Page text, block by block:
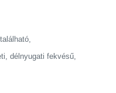
délnyugati fekvésű,